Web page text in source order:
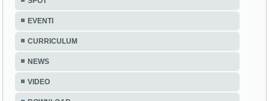
EVENTI
CURRICULUM
NEWS
VIDEO